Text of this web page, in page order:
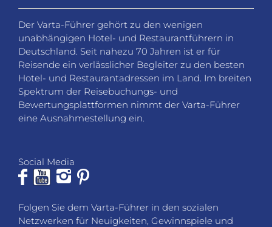
Der Varta-Führer gehört zu den wenigen
unabhängigen Hotel- und Restaurantführern in
Deutschland. Seit nahezu 70 Jahren ist er für
Reisende ein verlässlicher Begleiter zu den besten
Hotel- und Restaurantadressen im Land. Im breiten
Spektrum der Reisebuchungs- und
Bewertungsplattformen nimmt der Varta-Führer
eine Ausnahmestellung ein.
Social Media
Folgen Sie dem Varta-Führer in den sozialen
Netzwerken für Neuigkeiten, Gewinnspiele und